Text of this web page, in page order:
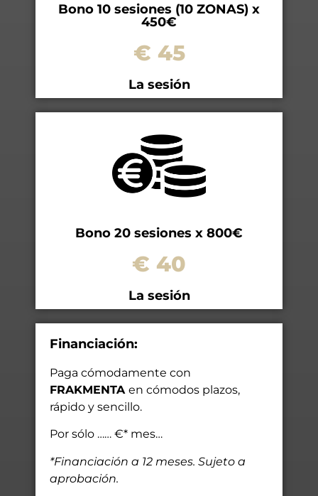
Bono 10 sesiones (10 ZONAS) x
450€
€ 45
La sesión
Bono 20 sesiones x 800€
€ 40
La sesión
Financiación:
Paga cómodamente con
FRAKMENTA en cómodos plazos,
rápido y sencillo.
Por sólo …… €* mes…
*Financiación a 12 meses. Sujeto a
aprobación.